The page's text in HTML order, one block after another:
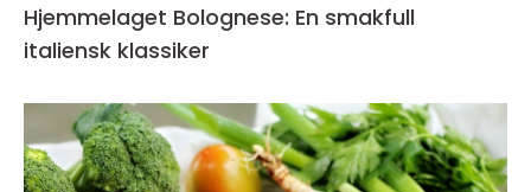
Hjemmelaget Bolognese: En smakfull
italiensk klassiker